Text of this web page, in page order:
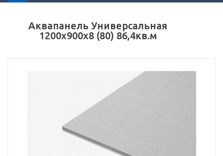
Аквапанель Универсальная
1200x900x8 (80) 86,4кв.м